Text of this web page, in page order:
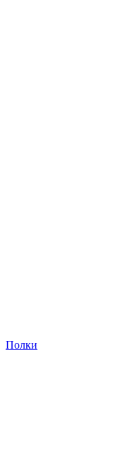
Полки